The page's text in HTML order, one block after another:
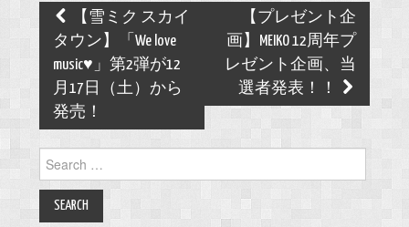
Post
navigation
【雪ミク スカイ
タウン】「We love
music♥」第2弾が12
月17日（土）から
発売！
【プレゼント企
画】MEIKO 12周年プ
レゼント企画、当
選者発表！！
for: